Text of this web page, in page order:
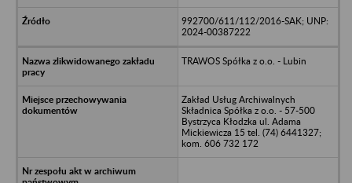
992700/611/112/2016-SAK; UNP:
2024-00387222
TRAWOS Spółka z o.o. - Lubin
Zakład Usług Archiwalnych
Składnica Spółka z o.o. - 57-500
Bystrzyca Kłodzka ul. Adama
Mickiewicza 15 tel. (74) 6441327;
kom. 606 732 172